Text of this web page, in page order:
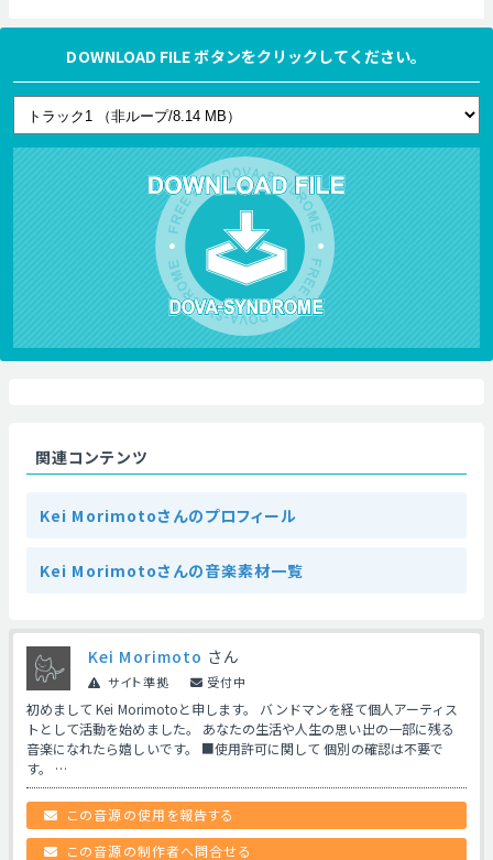
DOWNLOAD FILE ボタンをクリックしてください。
関連コンテンツ
Kei Morimotoさんのプロフィール
Kei Morimotoさんの音楽素材一覧
Kei Morimoto さん
サイト準拠 受付中
初めまして Kei Morimotoと申します。 バンドマンを経て個人アーティス
トとして活動を始めました。 あなたの生活や人生の思い出の一部に残る
音楽になれたら嬉しいです。 ■使用許可に関して 個別の確認は不要で
す。 …
この音源の使用を報告する
この音源の制作者へ問合せる